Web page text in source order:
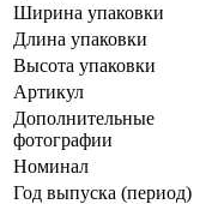
Ширина упаковки
Длина упаковки
Высота упаковки
Артикул
Дополнительные
фотографии
Номинал
Год выпуска (период)